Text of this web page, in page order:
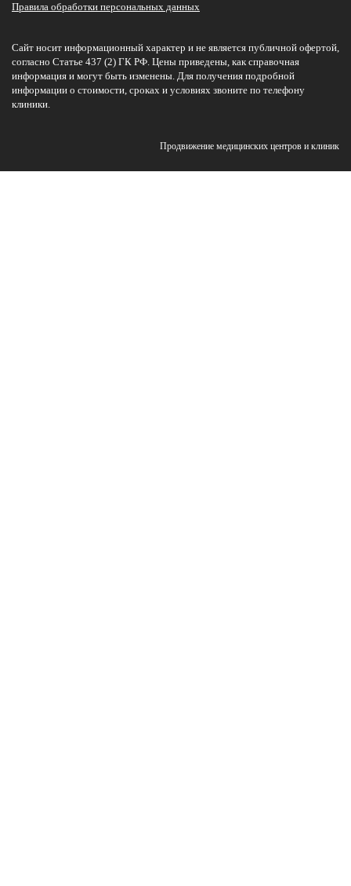
Правила обработки персональных данных
Сайт носит информационный характер и не является публичной офертой,
согласно Статье 437 (2) ГК РФ. Цены приведены, как справочная
информация и могут быть изменены. Для получения подробной
информации о стоимости, сроках и условиях звоните по телефону
клиники.
Продвижение медицинских центров и клиник